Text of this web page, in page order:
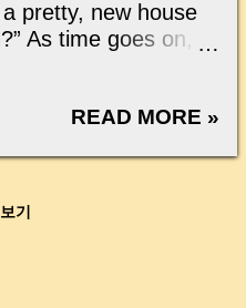
씀하십니다. “내 대출
어오죠?” “매도인이 대
기는 걱정입니다. 그래
돈이 어떻게 움직이
리고 무엇을 꼭 준비
제대로 이해하시면,
a pretty, new house
As time goes on,
시간, 편의시설, 학
convenience,
READ MORE »
기